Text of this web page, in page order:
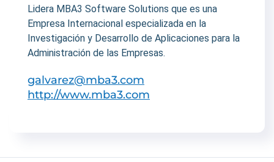
Lidera MBA3 Software Solutions que es una
Empresa Internacional especializada en la
Investigación y Desarrollo de Aplicaciones para la
Administración de las Empresas.
galvarez@mba3.com
http://www.mba3.com